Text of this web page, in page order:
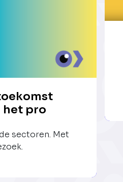
het pro
sectoren. Met